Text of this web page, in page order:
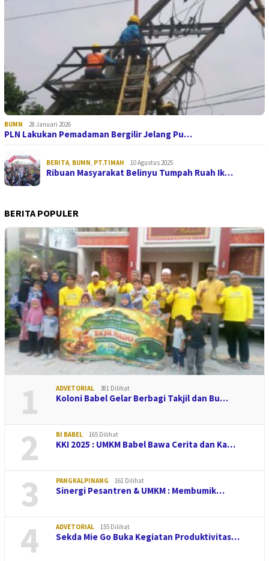
BUMN 28 Januari 2026
PLN Lakukan Pemadaman Bergilir Jelang Pu…
BERITA BUMN PT.TIMAH 10 Agustus 2025
Ribuan Masyarakat Belinyu Tumpah Ruah Ik…
BERITA POPULER
1 ADVETORIAL 381 Dilihat
Koloni Babel Gelar Berbagi Takjil dan Bu…
2 BI BABEL 165 Dilihat
KKI 2025 : UMKM Babel Bawa Cerita dan Ka…
3 PANGKALPINANG 161 Dilihat
Sinergi Pesantren & UMKM : Membumik…
4 ADVETORIAL 155 Dilihat
Sekda Mie Go Buka Kegiatan Produktivitas…